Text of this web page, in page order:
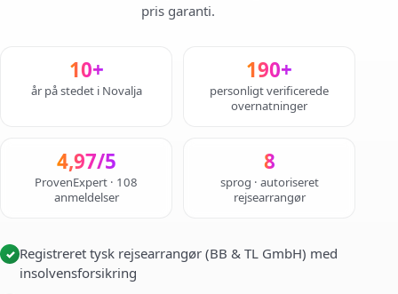
pris garanti.
10+
år på stedet i Novalja
190+
personligt verificerede
overnatninger
4,97/5
ProvenExpert · 108
anmeldelser
8
sprog · autoriseret
rejsearrangør
✓ Registreret tysk rejsearrangør (BB & TL GmbH) med
insolvensforsikring